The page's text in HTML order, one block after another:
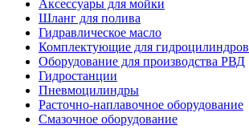
Аксессуары для мойки
Шланг для полива
Гидравлическое масло
Комплектующие для гидроцилиндров
Оборудование для производства РВД
Гидростанции
Пневмоцилиндры
Расточно-наплавочное оборудование
Смазочное оборудование